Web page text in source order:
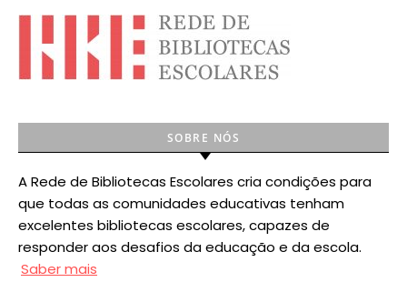
SOBRE NÓS
A Rede de Bibliotecas Escolares cria condições para
que todas as comunidades educativas tenham
excelentes bibliotecas escolares, capazes de
responder aos desafios da educação e da escola.
Saber mais